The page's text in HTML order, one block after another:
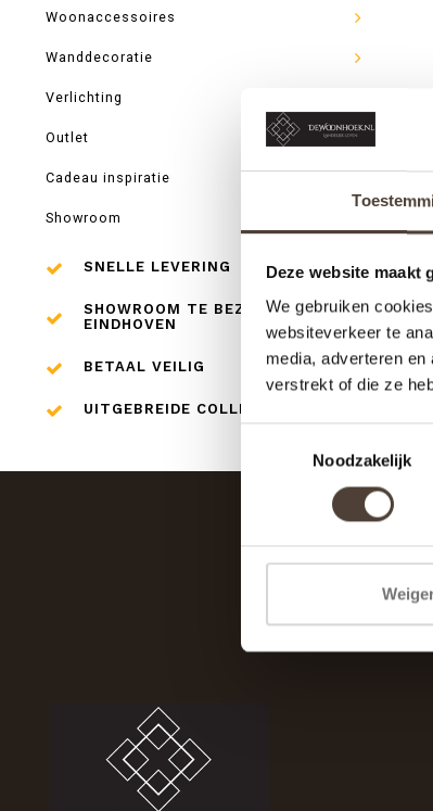
Deze website maakt
We gebruiken
websiteverkeer te
media, adverteren
verstrekt of die ze
Noodzakelijk
Woonaccessoires
Wanddecoratie
Verlichting
Outlet
Cadeau inspiratie
Showroom
SNELLE LEVERING
SHOWROOM TE BEZOEKEN IN
EINDHOVEN
BETAAL VEILIG
UITGEBREIDE COLLECTIE